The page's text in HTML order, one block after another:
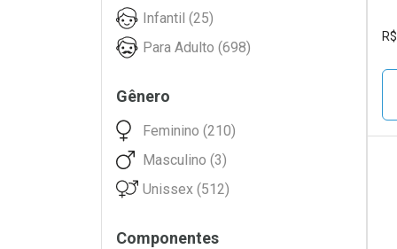
R$
Barbie (3)
Baruel (1)
Beleza Natural (56)
Bio Extratus (25)
Bioderm (10)
Biotropic (1)
Infantil (25)
Para Adulto (698)
Gênero
Feminino (210)
Masculino (3)
Unissex (512)
Componentes